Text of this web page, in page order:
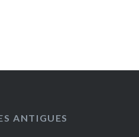
ANTIGUES